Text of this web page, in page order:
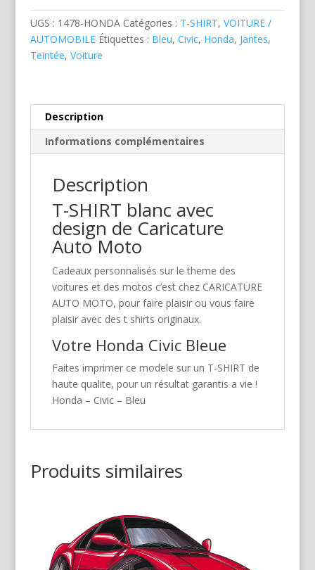
UGS : 1478-HONDA Catégories : T-SHIRT, VOITURE /
AUTOMOBILE Étiquettes : Bleu, Civic, Honda, Jantes,
Teintée, Voiture
Description
Informations complémentaires
Description
T-SHIRT blanc avec
design de Caricature
Auto Moto
Cadeaux personnalisés sur le theme des
voitures et des motos c’est chez CARICATURE
AUTO MOTO, pour faire plaisir ou vous faire
plaisir avec des t shirts originaux.
Votre Honda Civic Bleue
Faites imprimer ce modele sur un T-SHIRT de
haute qualite, pour un résultat garantis a vie !
Honda – Civic – Bleu
Produits similaires